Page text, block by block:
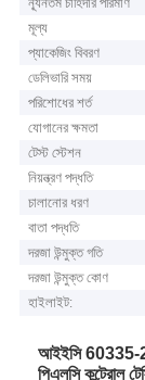
মূল্য
প্যাকেজিং বিবরণ
ডেলিভারি সময়
পরিশোধের শর্ত
যোগানের ক্ষমতা
টেস্ট স্টেশন
নিয়ন্ত্রণ পদ্ধতি
চালানোর ধরণ
বাতা পদ্ধতি
দরজা উন্মুক্ত গতি
দরজা উন্মুক্ত কোণ
হাইলাইট:
আইইসি 60335-
পিএলসি কন্ট্রোল